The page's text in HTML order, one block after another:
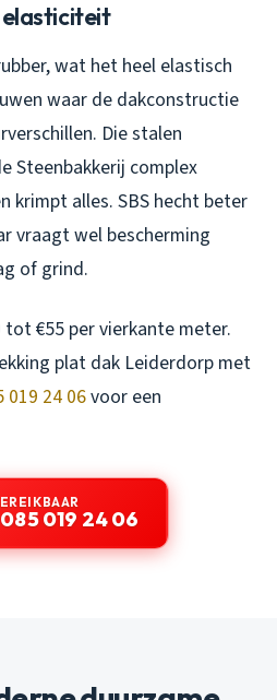
wat het heel elastisch
waar de dakconstructie
Die stalen
Steenbakkerij complex
krimpt alles. SBS hecht beter
vraagt wel bescherming
of grind.
€55 per vierkante meter.
plat dak Leiderdorp met
019 24 06voor een
019 24 06